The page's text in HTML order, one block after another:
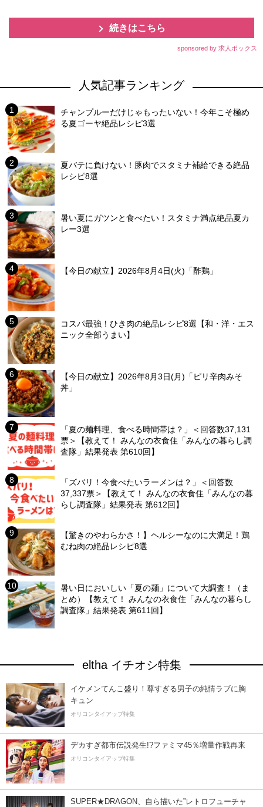
続きはこちら
sponsored by 求人ボックス
人気記事ランキング
チャンプルーだけじゃもったいない！今年こそ極め
る夏ゴーヤ絶品レシピ3選
夏バテに負けない！豚肉でスタミナ補給できる絶品
レシピ8選
暑い夏にガツンと食べたい！スタミナ満点絶品夏カ
レー3選
【今日の献立】2026年8月4日(火)「酢鶏」
コスパ最強！ひき肉の絶品レシピ8選【和・洋・エス
ニック全部うまい】
【今日の献立】2026年8月3日(月)「ピリ辛肉みそ
丼」
「夏の麺料理、食べる時間帯は？」＜回答数37,131
票＞【教えて！ みんなの衣食住「みんなの暮らし調
査隊」結果発表 第610回】
「ズバリ！今食べたいラーメンは？」＜回答数
37,337票＞【教えて！ みんなの衣食住「みんなの暮
らし調査隊」結果発表 第612回】
【驚きのやわらかさ！】ヘルシーなのに大満足！鶏
むね肉の絶品レシピ8選
暑い日においしい「夏の麺」について大調査！（ま
とめ）【教えて！ みんなの衣食住「みんなの暮らし
調査隊」結果発表 第611回】
eltha イチオシ特集
イケメンてんこ盛り！尊すぎる男子の純情ラブに胸
キュン
オリコンタイアップ特集
デカすぎ都市伝説発生!?ファミマ45％増量作戦再来
オリコンタイアップ特集
SUPER★DRAGON、自ら描いた”レトロフューチャ